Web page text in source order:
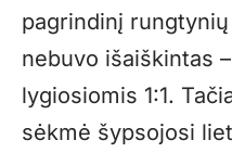
pagrindinį
nebuvo išaiškintas
lygiosiomis 1:1.
sėkmė šypsojosi